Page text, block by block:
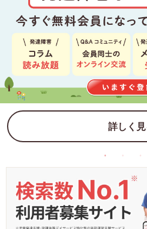
詳しく